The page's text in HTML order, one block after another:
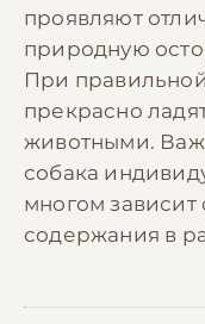
проявляют
природную
При
прекрасно
животными.
собака
многом зависит
содержания в